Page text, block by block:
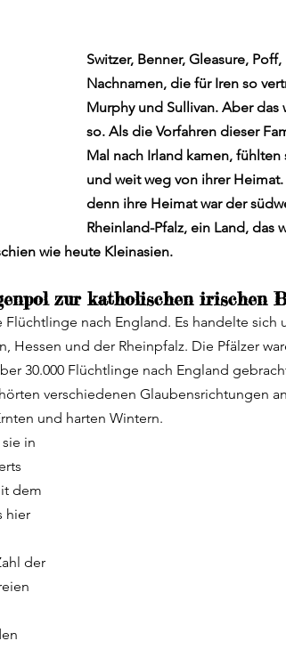
Wohnmobil Fähren nach Irland
Mountains Co. Carlow
Switzer, Benner, Gleasure,
Nachnamen, die für Iren so
Murphy und Sullivan. Aber
so. Als die Vorfahren dieser
Mal nach Irland kamen,
und weit weg von ihrer
denn ihre Heimat war der
Rheinland-Pfalz, ein Land, das
wie heute Kleinasien.
zur katholischen irischen
Flüchtlinge nach England. Es handelte
Hessen und der Rheinpfalz. Die Pfälzer
30.000 Flüchtlinge nach England
verschiedenen Glaubensrichtungen
und harten Wintern.
in
dem
hier
der